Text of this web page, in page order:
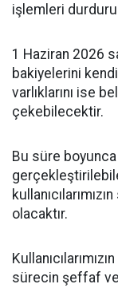
işlemleri
1 Haziran 2026
bakiyelerini
varlıklarını ise
çekebilecektir.
Bu süre
olacaktır.
sürecin şeffaf